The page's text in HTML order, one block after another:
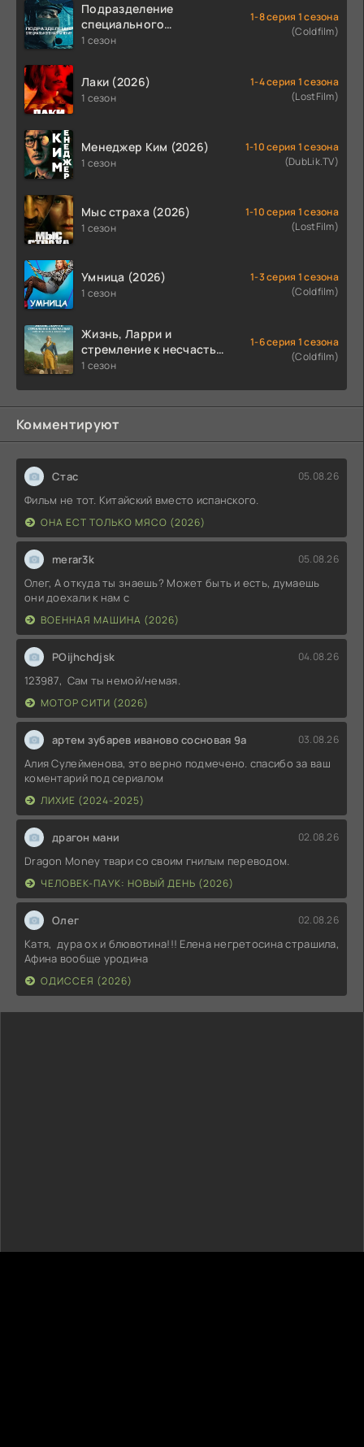
Подразделение
специального
назначения (2026)
1 сезон
1-8 серия 1 сезона
(Coldfilm)
Лаки (2026)
1 сезон
1-4 серия 1 сезона
(LostFilm)
Менеджер Ким (2026)
1 сезон
1-10 серия 1 сезона
(DubLik.TV)
Мыс страха (2026)
1 сезон
1-10 серия 1 сезона
(LostFilm)
Умница (2026)
1 сезон
1-3 серия 1 сезона
(Coldfilm)
Жизнь, Ларри и
стремление к несчастью:
Почти история Америки
1 сезон
1-6 серия 1 сезона
(Coldfilm)
Комментируют
Стас 05.08.26
Фильм не тот. Китайский вместо испанского.
ОНА ЕСТ ТОЛЬКО МЯСО (2026)
merar3k 05.08.26
Олег, А откуда ты знаешь? Может быть и есть, думаешь
они доехали к нам с
ВОЕННАЯ МАШИНА (2026)
POijhchdjsk 04.08.26
123987, Сам ты немой/немая.
МОТОР СИТИ (2026)
артем зубарев иваново сосновая 9а 03.08.26
Алия Сулейменова, это верно подмечено. спасибо за ваш
коментарий под сериалом
ЛИХИЕ (2024-2025)
драгон мани 02.08.26
Dragon Money твари со своим гнилым переводом.
ЧЕЛОВЕК-ПАУК: НОВЫЙ ДЕНЬ (2026)
Олег 02.08.26
Катя, дура ох и блювотина!!! Елена негретосина страшила,
Афина вообще уродина
ОДИССЕЯ (2026)